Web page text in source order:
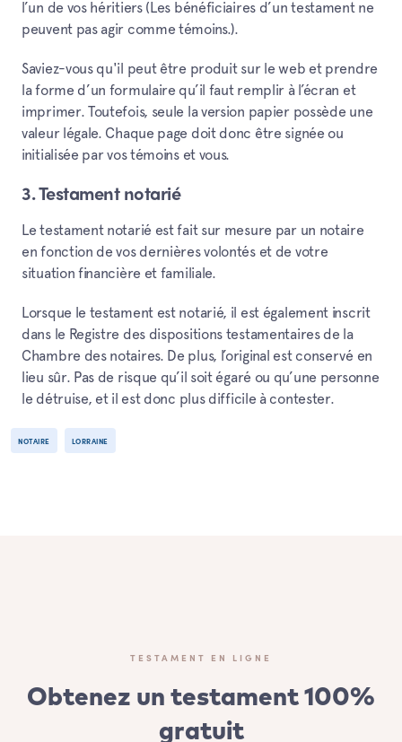
l’un de vos héritiers (Les bénéficiaires d’un testament ne
peuvent pas agir comme témoins.).
Saviez-vous qu'il peut être produit sur le web et prendre
la forme d’un formulaire qu’il faut remplir à l’écran et
imprimer. Toutefois, seule la version papier possède une
valeur légale. Chaque page doit donc être signée ou
initialisée par vos témoins et vous.
3. Testament notarié
Le testament notarié est fait sur mesure par un notaire
en fonction de vos dernières volontés et de votre
situation financière et familiale.
Lorsque le testament est notarié, il est également inscrit
dans le Registre des dispositions testamentaires de la
Chambre des notaires. De plus, l’original est conservé en
lieu sûr. Pas de risque qu’il soit égaré ou qu’une personne
le détruise, et il est donc plus difficile à contester.
NOTAIRE LORRAINE
TESTAMENT EN LIGNE
Obtenez un testament 100%
gratuit